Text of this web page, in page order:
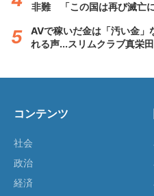
非難 「この国は再び滅亡
AVで稼いだ金は「汚い金
れる声...スリムクラブ真栄
コンテンツ
社会
政治
経済